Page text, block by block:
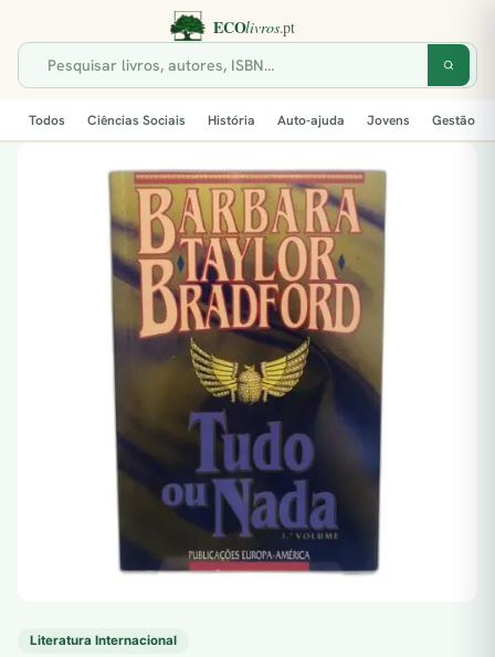
Todos Ciências Sociais História Auto-ajuda Jovens Gestão
Literatura Internacional